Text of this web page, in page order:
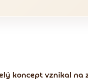
koncept vznikal